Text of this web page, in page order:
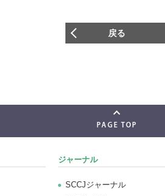
戻る
PAGE TOP
ジャーナル
SCCJジャーナル